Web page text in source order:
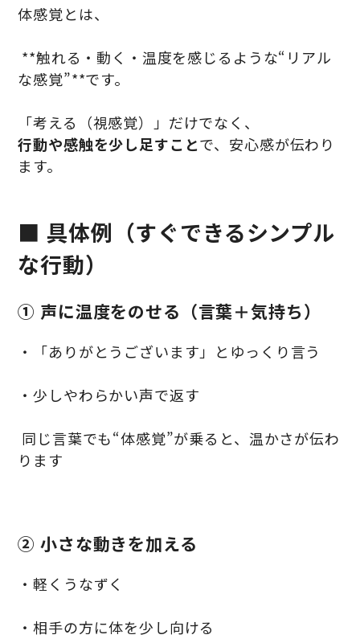
体感覚とは、
**触れる・動く・温度を感じるような“リアル
な感覚”**です。
「考える（視感覚）」だけでなく、
行動や感触を少し足すことで、安心感が伝わり
ます。
■ 具体例（すぐできるシンプル
な行動）
① 声に温度をのせる（言葉＋気持ち）
・「ありがとうございます」とゆっくり言う
・少しやわらかい声で返す
同じ言葉でも“体感覚”が乗ると、温かさが伝わ
ります
② 小さな動きを加える
・軽くうなずく
・相手の方に体を少し向ける